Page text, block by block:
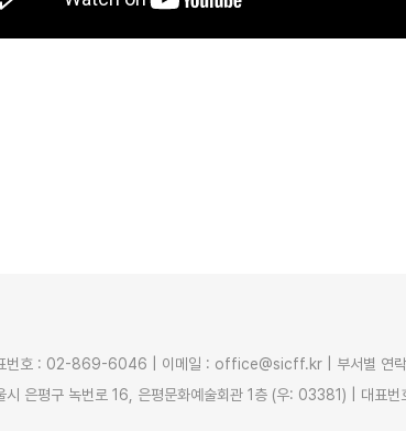
번호 : 02-869-6046 | 이메일 : office@sicff.kr | 부서별 연
시 은평구 녹번로 16, 은평문화예술회관 1층 (우: 03381) |